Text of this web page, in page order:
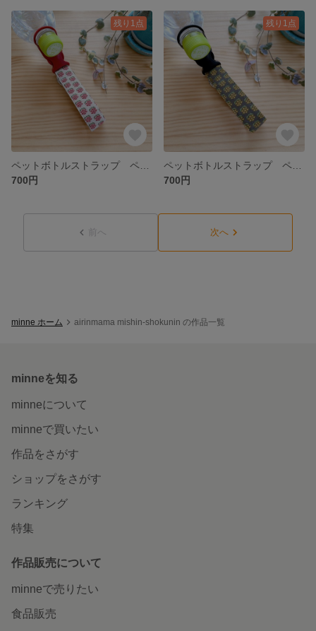
残り1点
700円
残り1点
700円
前へ 次へ
minne ホーム airinmama mishin-shokunin の作品一覧
minneを知る
minneについて
minneで買いたい
作品をさがす
ショップをさがす
ランキング
特集
作品販売について
minneで売りたい
食品販売